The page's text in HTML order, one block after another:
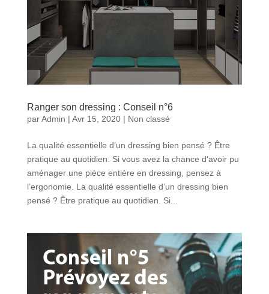
Ranger son dressing : Conseil n°6
parAdmin | Avr 15, 2020| Non classé
La qualité essentielle d’un dressing bien pensé ? Être
pratique au quotidien. Si vous avez la chance d’avoir pu
aménager une pièce entière en dressing, pensez à
l’ergonomie. La qualité essentielle d’un dressing bien
pensé ? Être pratique au quotidien. Si...